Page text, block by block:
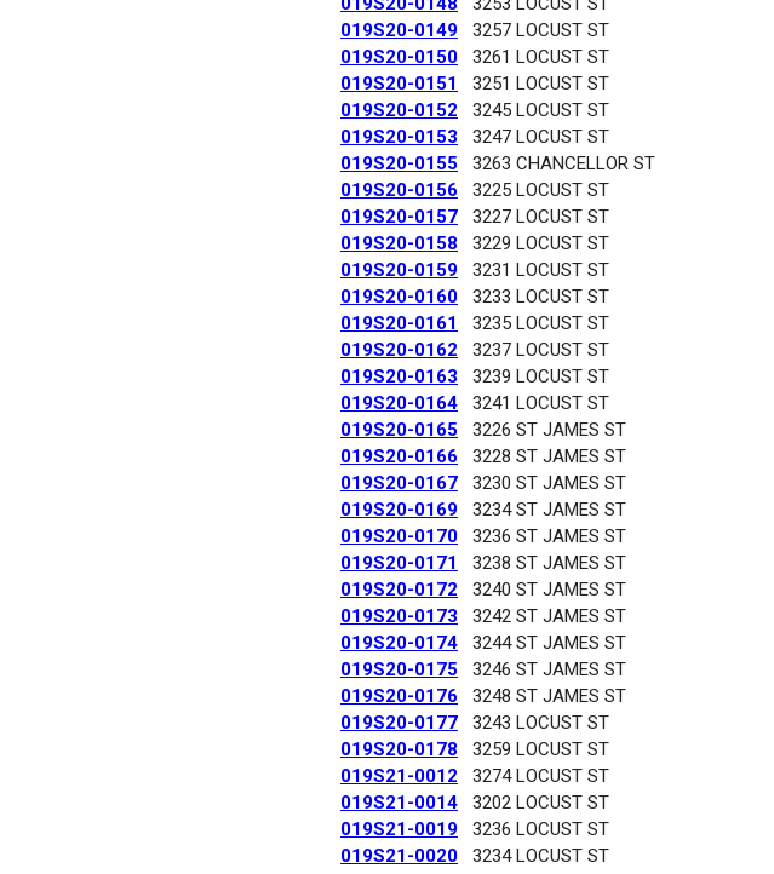
019S20-0149
3257 LOCUST ST
019S20-0150
3261 LOCUST ST
019S20-0151
3251 LOCUST ST
019S20-0152
3245 LOCUST ST
019S20-0153
3247 LOCUST ST
019S20-0155
3263 CHANCELLOR ST
019S20-0156
3225 LOCUST ST
019S20-0157
3227 LOCUST ST
019S20-0158
3229 LOCUST ST
019S20-0159
3231 LOCUST ST
019S20-0160
3233 LOCUST ST
019S20-0161
3235 LOCUST ST
019S20-0162
3237 LOCUST ST
019S20-0163
3239 LOCUST ST
019S20-0164
3241 LOCUST ST
019S20-0165
3226 ST JAMES ST
019S20-0166
3228 ST JAMES ST
019S20-0167
3230 ST JAMES ST
019S20-0169
3234 ST JAMES ST
019S20-0170
3236 ST JAMES ST
019S20-0171
3238 ST JAMES ST
019S20-0172
3240 ST JAMES ST
019S20-0173
3242 ST JAMES ST
019S20-0174
3244 ST JAMES ST
019S20-0175
3246 ST JAMES ST
019S20-0176
3248 ST JAMES ST
019S20-0177
3243 LOCUST ST
019S20-0178
3259 LOCUST ST
019S21-0012
3274 LOCUST ST
019S21-0014
3202 LOCUST ST
019S21-0019
3236 LOCUST ST
019S21-0020
3234 LOCUST ST